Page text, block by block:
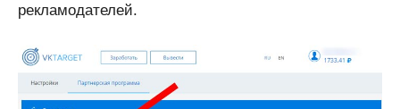
рекламодателей.